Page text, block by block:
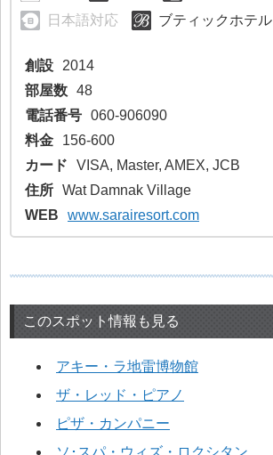
日本語対応
ブティックホテル
創設
2014
部屋数 48
電話番号 060-906090
料金
156-600
カード
VISA, Master, AMEX, JCB
住所 Wat Damnak Village
WEB
www.sarairesort.com
このスポット情報も見る
アキー・ラ地雷博物館
ザ・レッド・ピアノ
ピザ・カンパニー
ソ･スパ・ウィズ・ロクシタン